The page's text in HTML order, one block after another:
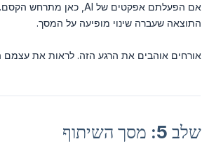
אם הפעלתם אפקטים של AI, כאן מתרחש הקסם. The guest's photo is sent for AI processing. אנימציה קצרה
התוצאה שעברה שינוי מופיעה על המסך.
אורחים אוהבים את הרגע הזה. לראות את עצמם
שלב 5: מסך השיתוף